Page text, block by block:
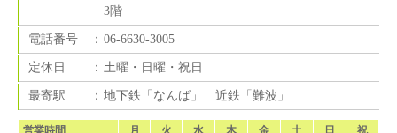
3階
電話番号
： 06-6630-3005
定休日
： 土曜・日曜・祝日
最寄駅
： 地下鉄「なんば」 近鉄「難波」
営業時間 月 火 水 木 金 土 日 祝